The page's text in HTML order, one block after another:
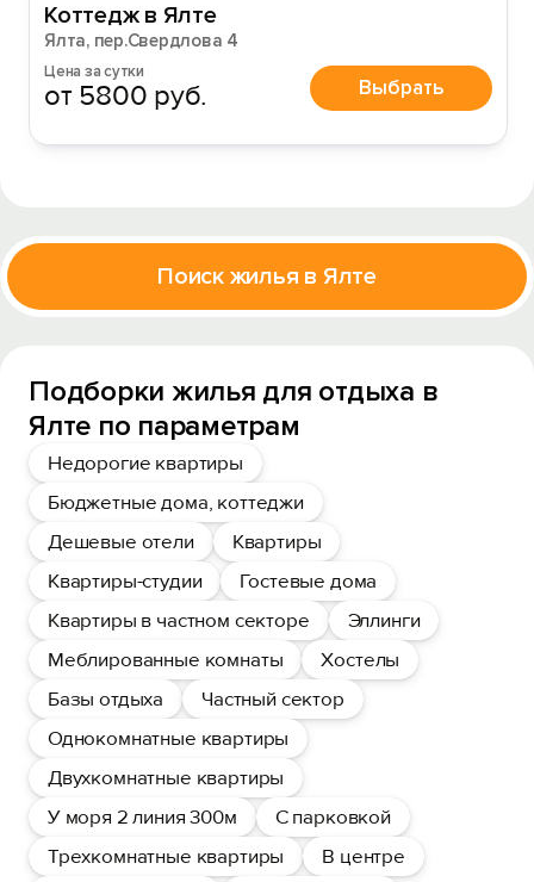
Коттедж в Ялте
Ялта, пер.Свердлова 4
Цена за сутки
от 5800 руб. Выбрать
Поиск жилья в Ялте
Подборки жилья для отдыха в
Ялте по параметрам
Недорогие квартиры
Бюджетные дома, коттеджи
Дешевые отели
Квартиры
Квартиры-студии
Гостевые дома
Квартиры в частном секторе
Эллинги
Меблированные комнаты
Хостелы
Базы отдыха
Частный сектор
Однокомнатные квартиры
Двухкомнатные квартиры
У моря 2 линия 300м
С парковкой
Трехкомнатные квартиры
В центре